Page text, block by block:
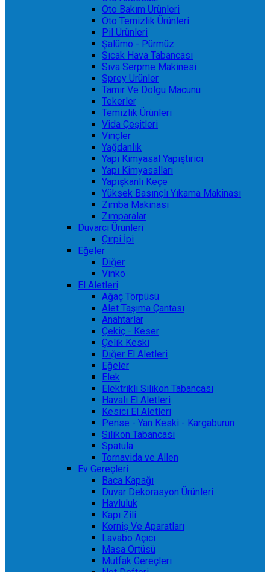
Oto Bakım Ürünleri
Oto Temizlik Ürünleri
Pil Ürünleri
Şalümo - Pürmüz
Sıcak Hava Tabancası
Sıva Serpme Makinesi
Sprey Ürünler
Tamir Ve Dolgu Macunu
Tekerler
Temizlik Ürünleri
Vida Çeşitleri
Vinçler
Yağdanlık
Yapı Kimyasal Yapıştırıcı
Yapı Kimyasalları
Yapışkanlı Keçe
Yüksek Basınçlı Yıkama Makinası
Zımba Makinası
Zımparalar
Duvarcı Ürünleri
Çırpi İpi
Eğeler
Diğer
Vinko
El Aletleri
Ağaç Törpüsü
Alet Taşıma Çantası
Anahtarlar
Çekiç - Keser
Çelik Keski
Diğer El Aletleri
Eğeler
Elek
Elektrikli Silikon Tabancası
Havalı El Aletleri
Kesici El Aletleri
Pense - Yan Keski - Kargaburun
Silikon Tabancası
Spatula
Tornavida ve Allen
Ev Gereçleri
Baca Kapağı
Duvar Dekorasyon Ürünleri
Havluluk
Kapı Zili
Korniş Ve Aparatları
Lavabo Açıcı
Masa Örtüsü
Mutfak Gereçleri